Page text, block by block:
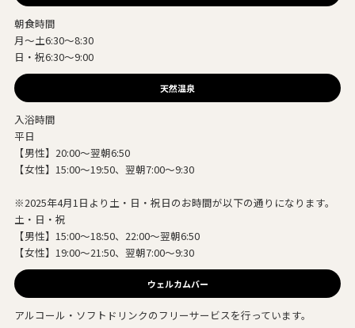
朝食時間
月～土6:30～8:30
日・祝6:30～9:00
天然温泉
入浴時間
平日
【男性】20:00～翌朝6:50
【女性】15:00～19:50、翌朝7:00～9:30
※2025年4月1日より土・日・祝日のお時間が以下の通りになります。
土・日・祝
【男性】15:00～18:50、22:00～翌朝6:50
【女性】19:00～21:50、翌朝7:00～9:30
ウェルカムバー
アルコール・ソフトドリンクのフリーサービスを行っています。